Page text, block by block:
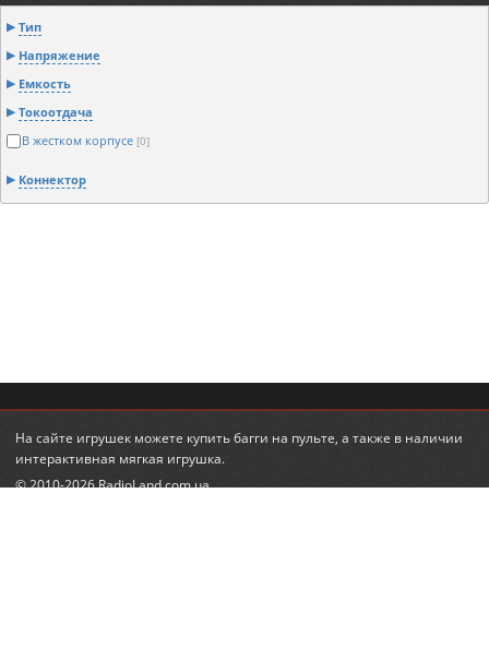
Тип
Напряжение
Емкость
Токоотдача
В жестком корпусе [0]
Коннектор
На сайте игрушек можете купить багги на пульте, а также в наличии
интерактивная мягкая игрушка.
© 2010-2026 RadioLand.com.ua